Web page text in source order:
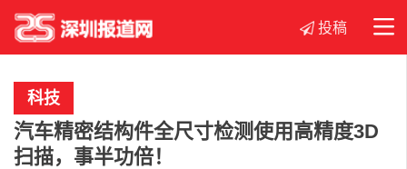
教育
品牌
投稿
科技
汽车精密结构件全尺寸检测使用高精度3D
扫描，事半功倍！